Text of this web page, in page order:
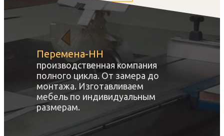
Перемена-НН
производственная компания
полного цикла. От замера до
монтажа. Изготавливаем
мебель по индивидуальным
размерам.